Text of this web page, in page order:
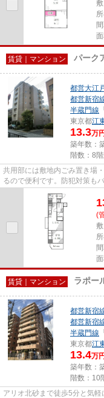
賃貸｜マンション パーク
都営大江
都営新宿
半蔵門線 「
東京都江
13.3万円
築年数：
階数：8
共用部には敷地内ごみ置き場
るので便利です。防犯対策も
(
賃貸｜マンション ラポー
都営新宿
都営新宿
半蔵門線 「
東京都江
13.4万円
築年数：
階数：10
アリオ北砂まで徒歩5分と気